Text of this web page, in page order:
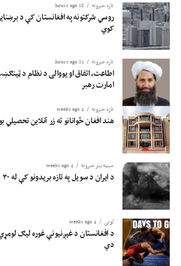
تازه خبرونه 18 hours ago
روسي شرکتونه په افغانستان کې د
کوي
تازه خبرونه 21 hours ago
اطاعت، اتفاق او یووالی د نظام د
امارت رهبر
تازه خبرونه 4 weeks ago
هند افغان ځوانانو ته زر آنلاین
سیمه ییز خبرونه 4 weeks ago
د ایران د سویل په تازه بریدونو کې له ۳۰ ډېر ملکي وګړي ووژل شول
لوبی 4 weeks ago
د افغانستان د غېږنیونې غوره لیګ
دي